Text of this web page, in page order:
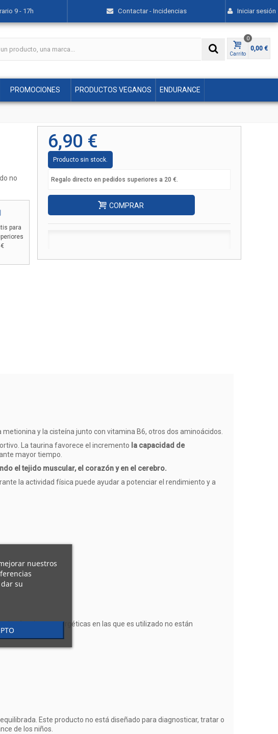
9 - 17h Contactar - Incidencias Iniciar sesión
Carrito
0
0,00 €
PROMOCIONES PRODUCTOS VEGANOS ENDURANCE
no
para
6,90 €
Producto sin stock.
Regalo directo en pedidos superiores a 20 €.
COMPRAR
y la cisteína junto con vitamina B6, otros dos aminoácidos.
La taurina favorece el incremento la capacidad de
mayor tiempo.
el tejido muscular, el corazón y en el cerebro.
la actividad física puede ayudar a potenciar el rendimiento y a
las funciones energéticas en las que es utilizado no están
Este producto no está diseñado para diagnosticar, tratar o
de los niños.
nuestros
su